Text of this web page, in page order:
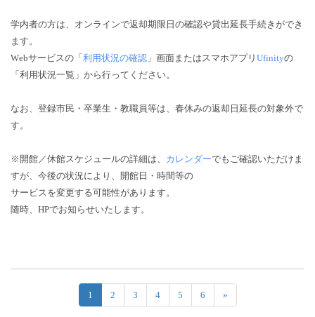
学内者の方は、オンラインで返却期限日の確認や貸出延長手続きができ
ます。
Webサービスの「 利用状況の確認 」画面またはスマホアプリ Ufinityの
「利用状況一覧」から行ってください。
なお、登録市民・卒業生・教職員等は、春休みの返却日延長の対象外で
す。
※開館／休館スケジュールの詳細は、 カレンダーでもご確認いただけま
すが、今後の状況により、開館日・時間等の
サービスを変更する可能性があります。
随時、HPでお知らせいたします。
1 2 3 4 5 6 »